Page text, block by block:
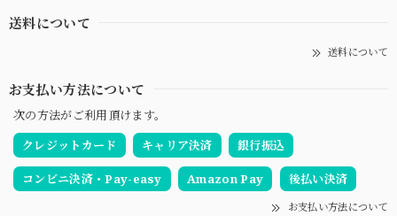
送料について
送料について
お支払い方法について
次の方法がご利用頂けます。
クレジットカード
キャリア決済 銀行振込
コンビニ決済・Pay-easy Amazon Pay 後払い決済
お支払い方法について